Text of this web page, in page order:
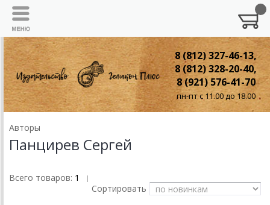
8 (812) 327-46-13,
8 (812) 328-20-40,
8 (921) 576-41-70
пн-пт с 11.00 до 18.00
Авторы
Панцирев Сергей
Всего товаров: 1 |
Сортировать